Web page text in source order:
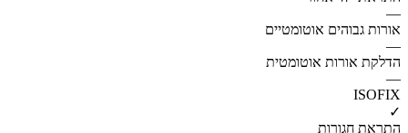
—
אורות גבוהים אוטומטיים
—
הדלקת אורות אוטומטית
—
ISOFIX
✓
התראת חגורות